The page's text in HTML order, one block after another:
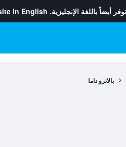
أيضاً باللغة الإنجليزية. in English
بالاتزو داما